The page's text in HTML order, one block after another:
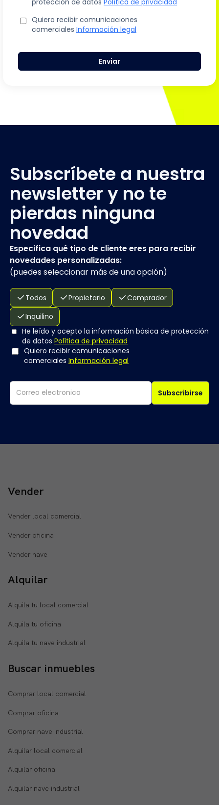
protección de datos Política de privacidad
Quiero recibir comunicaciones
comerciales Información legal
Enviar
Subscríbete a nuestra
newsletter y no te
pierdas ninguna
novedad
Especifica qué tipo de cliente eres para recibir
novedades personalizadas:
(puedes seleccionar más de una opción)
Todos Propietario
Comprador
Inquilino
He leído y acepto la información básica de protección
de datos Política de privacidad
Quiero recibir comunicaciones
comerciales Información legal
Subscribirse
Vender
Vender local comercial
Vender oficina
Vender nave
Alquilar
Alquila tu local comercial
Alquila tu oficina
Alquila tu nave industrial
Buscar inmuebles
Comprar local comercial
Comprar oficina
Comprar nave industrial
Alquilar local comercial
Alquilar oficina
Alquilar nave industrial